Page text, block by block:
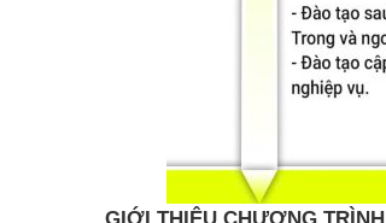
GIỚI THIỆU CHƯƠNG